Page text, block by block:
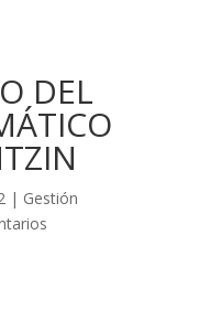
DEL
| Gestión